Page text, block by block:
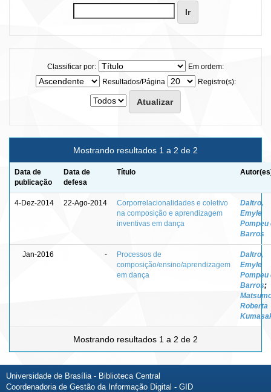
Classificar por:
Em ordem:
Resultados/Página
Registro(s):
Mostrando resultados 1 a 2 de 2
Data de
publicação
Data de
defesa
Título
4-Dez-2014 22-Ago-2014
Corporrelacionalidades e coletivo
na composição e aprendizagem
inventivas em dança
Daltro,
Emyle
Pompeu
Barros
Jan-2016 -
Processos de
composição/ensino/aprendizagem
em dança
Daltro,
Emyle
Pompeu
Barros;
Roberta
Mostrando resultados 1 a 2 de 2
Universidade de Brasília - Biblioteca Central
Coordenadoria de Gestão da Informação Digital - GID